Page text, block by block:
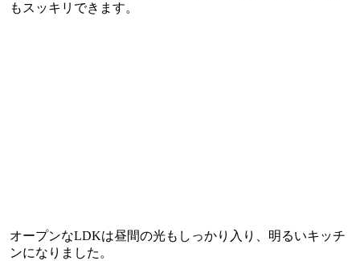
もスッキリできます。
オープンなLDKは昼間の光もしっかり入り、明るいキッチ
ンになりました。